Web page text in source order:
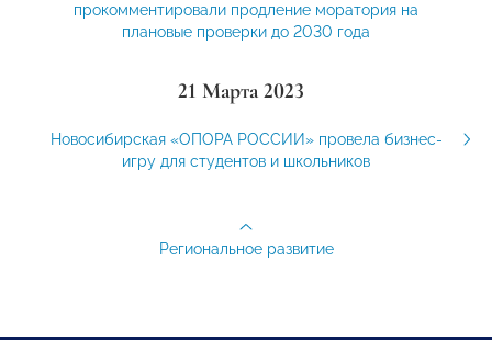
прокомментировали продление моратория на
плановые проверки до 2030 года
21 Марта 2023
Новосибирская «ОПОРА РОССИИ» провела бизнес-
игру для студентов и школьников
Региональное развитие